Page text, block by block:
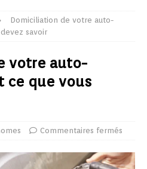
Domiciliation de votre auto-
savoir
votre auto-
ce que vous
Commentaires fermés